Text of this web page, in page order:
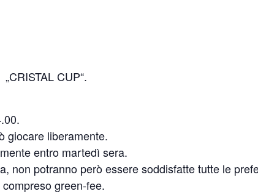
CUP“.
giocare liberamente.
entro martedì sera.
non potranno però essere soddisfatte tutte le
green-fee.